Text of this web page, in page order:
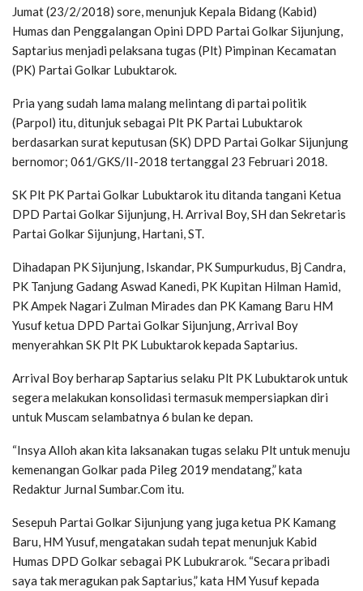
Jumat (23/2/2018) sore, menunjuk Kepala Bidang (Kabid)
Humas dan Penggalangan Opini DPD Partai Golkar Sijunjung,
Saptarius menjadi pelaksana tugas (Plt) Pimpinan Kecamatan
(PK) Partai Golkar Lubuktarok.
Pria yang sudah lama malang melintang di partai politik
(Parpol) itu, ditunjuk sebagai Plt PK Partai Lubuktarok
berdasarkan surat keputusan (SK) DPD Partai Golkar Sijunjung
bernomor; 061/GKS/II-2018 tertanggal 23 Februari 2018.
SK Plt PK Partai Golkar Lubuktarok itu ditanda tangani Ketua
DPD Partai Golkar Sijunjung, H. Arrival Boy, SH dan Sekretaris
Partai Golkar Sijunjung, Hartani, ST.
Dihadapan PK Sijunjung, Iskandar, PK Sumpurkudus, Bj Candra,
PK Tanjung Gadang Aswad Kanedi, PK Kupitan Hilman Hamid,
PK Ampek Nagari Zulman Mirades dan PK Kamang Baru HM
Yusuf ketua DPD Partai Golkar Sijunjung, Arrival Boy
menyerahkan SK Plt PK Lubuktarok kepada Saptarius.
Arrival Boy berharap Saptarius selaku Plt PK Lubuktarok untuk
segera melakukan konsolidasi termasuk mempersiapkan diri
untuk Muscam selambatnya 6 bulan ke depan.
“Insya Alloh akan kita laksanakan tugas selaku Plt untuk menuju
kemenangan Golkar pada Pileg 2019 mendatang,” kata
Redaktur Jurnal Sumbar.Com itu.
Sesepuh Partai Golkar Sijunjung yang juga ketua PK Kamang
Baru, HM Yusuf, mengatakan sudah tepat menunjuk Kabid
Humas DPD Golkar sebagai PK Lubukrarok. “Secara pribadi
saya tak meragukan pak Saptarius,” kata HM Yusuf kepada